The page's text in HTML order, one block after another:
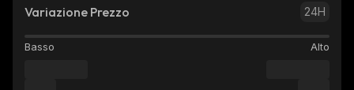
Variazione Prezzo 24H
Basso Alto